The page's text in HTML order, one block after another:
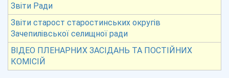
Звіти Ради
Звіти старост старостинських округів
Зачепилівської селищної ради
ВІДЕО ПЛЕНАРНИХ ЗАСІДАНЬ ТА ПОСТІЙНИХ
КОМІСІЙ